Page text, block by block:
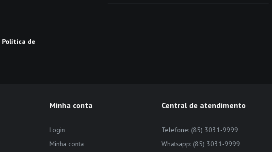
Política de
Minha conta
Login
Minha conta
Central de atendimento
Telefone: (85) 3031-9999
Whatsapp: (85) 3031-9999